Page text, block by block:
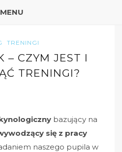
MENU
TRENINGI
– CZYM JEST I
TRENINGI?
bazujący na
się z pracy
naszego pupila w